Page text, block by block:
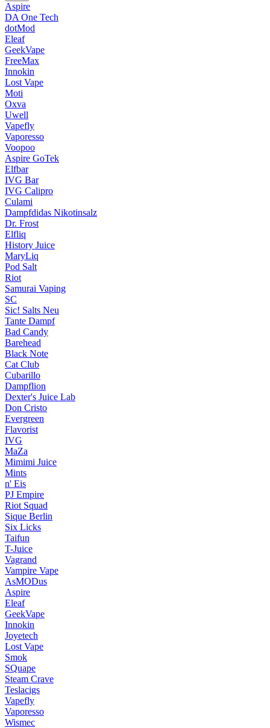
Aspire
DA One Tech
dotMod
Eleaf
GeekVape
FreeMax
Innokin
Lost Vape
Moti
Oxva
Uwell
Vapefly
Vaporesso
Voopoo
Aspire GoTek
Elfbar
IVG Bar
IVG Calipro
Culami
Dampfdidas Nikotinsalz
Dr. Frost
Elfliq
History Juice
MaryLiq
Pod Salt
Riot
Samurai Vaping
SC
Sic! Salts Neu
Tante Dampf
Bad Candy
Barehead
Black Note
Cat Club
Cubarillo
Dampflion
Dexter's Juice Lab
Don Cristo
Evergreen
Flavorist
IVG
MaZa
Mimimi Juice
Mints
n' Eis
PJ Empire
Riot Squad
Sique Berlin
Six Licks
Taifun
T-Juice
Vagrand
Vampire Vape
AsMODus
Aspire
Eleaf
GeekVape
Innokin
Joyetech
Lost Vape
Smok
SQuape
Steam Crave
Teslacigs
Vapefly
Vaporesso
Wismec